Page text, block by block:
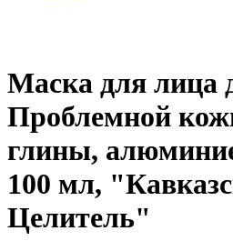
Маска для лица
Проблемной
глины,
100 мл,
Целитель"